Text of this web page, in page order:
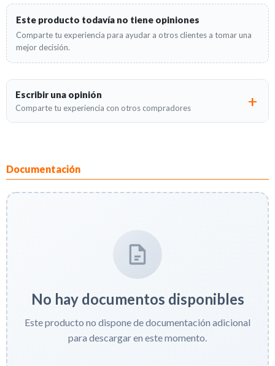
Este producto todavía no tiene opiniones
Comparte tu experiencia para ayudar a otros clientes a tomar una
mejor decisión.
Escribir una opinión
Comparte tu experiencia con otros compradores
Documentación
No hay documentos disponibles
Este producto no dispone de documentación adicional
para descargar en este momento.